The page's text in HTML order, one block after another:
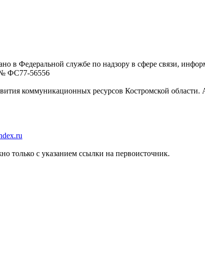
в Федеральной службе по надзору в сфере связи,
№ ФC77-56556
коммуникационных ресурсов Костромской области.
только с указанием ссылки на первоисточник.